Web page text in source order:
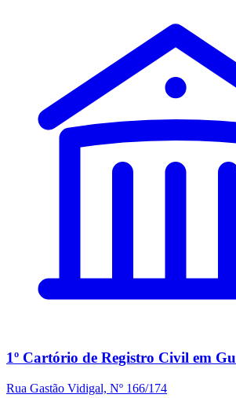
1º Cartório de Registro Civil em
Rua Gastão Vidigal, Nº 166/174